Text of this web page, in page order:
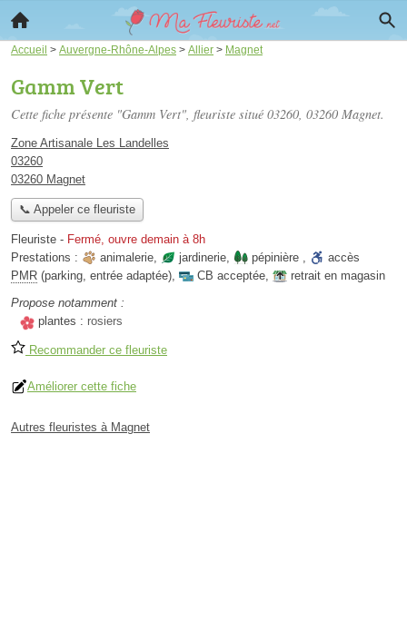
Accueil > Auvergne-Rhône-Alpes > Allier > Magnet
Gamm Vert
Cette fiche présente "Gamm Vert", fleuriste situé 03260, 03260 Magnet.
Zone Artisanale Les Landelles
03260
03260 Magnet
📞 Appeler ce fleuriste
Fleuriste - Fermé, ouvre demain à 8h
Prestations :
animalerie, jardinerie, pépinière ,
accès
PMR (parking, entrée adaptée), CB acceptée,
retrait en magasin
Propose notamment :
plantes : rosiers
Recommander ce fleuriste
Améliorer cette fiche
Autres fleuristes à Magnet